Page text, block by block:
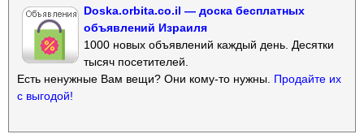
Doska.orbita.co.il — доска бесплатных
объявлений Израиля
1000 новых объявлений каждый день. Десятки
тысяч посетителей.
Есть ненужные Вам вещи? Они кому-то нужны. Продайте их
с выгодой!